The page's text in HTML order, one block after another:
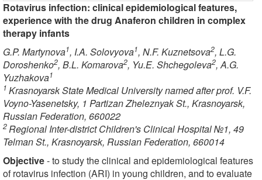
Rotavirus infection: clinical epidemiological features,
experience with the drug Anaferon children in complex
therapy infants
G.P. Martynova1, I.A. Solovyova1, N.F. Kuznetsova2, L.G.
Doroshenko2, B.L. Komarova2, Yu.E. Shchegoleva2, A.G.
Yuzhakova1
1 Krasnoyarsk State Medical University named after prof. V.F.
Voyno-Yasenetsky, 1 Partizan Zheleznyak St., Krasnoyarsk,
Russian Federation, 660022
2Regional Inter-district Children's Clinical Hospital №1, 49
Telman St., Krasnoyarsk, Russian Federation, 660014
Objective- to study the clinical and epidemiological features
of rotavirus infection (ARI) in young children, and to evaluate